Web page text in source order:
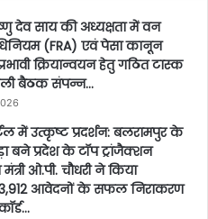
देव साय की अध्यक्षता में वन
(FRA) एवं पेसा कानून
क्रियान्वयन हेतु गठित टास्क
बैठक संपन्न…
में उत्कृष्ट प्रदर्शन: बलरामपुर के
बने प्रदेश के टॉप ट्रांजैक्शन
मंत्री ओ.पी. चौधरी ने किया
आवेदनों के सफल निराकरण